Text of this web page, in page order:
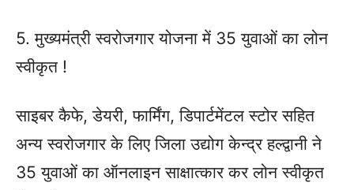
5. मुख्यमंत्री स्वरोजगार योजना में 35 युवाओं का लोन
स्वीकृत !
साइबर कैफे, डेयरी, फार्मिंग, डिपार्टमेंटल स्टोर सहित
अन्य स्वरोजगार के लिए जिला उद्योग केन्द्र हल्द्वानी ने
35 युवाओं का ऑनलाइन साक्षात्कार कर लोन स्वीकृत